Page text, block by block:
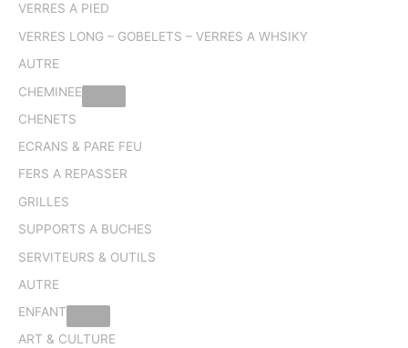
VERRES A PIED
VERRES LONG – GOBELETS – VERRES A WHSIKY
AUTRE
CHEMINEE
CHENETS
ECRANS & PARE FEU
FERS A REPASSER
GRILLES
SUPPORTS A BUCHES
SERVITEURS & OUTILS
AUTRE
ENFANT
ART & CULTURE